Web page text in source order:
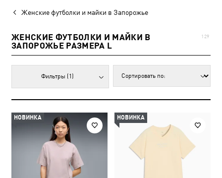
Женские футболки и майки в Запорожье
ЖЕНСКИЕ ФУТБОЛКИ И МАЙКИ В
ЗАПОРОЖЬЕ РАЗМЕРА L
129
Фильтры (1)
НОВИНКА НОВИНКА